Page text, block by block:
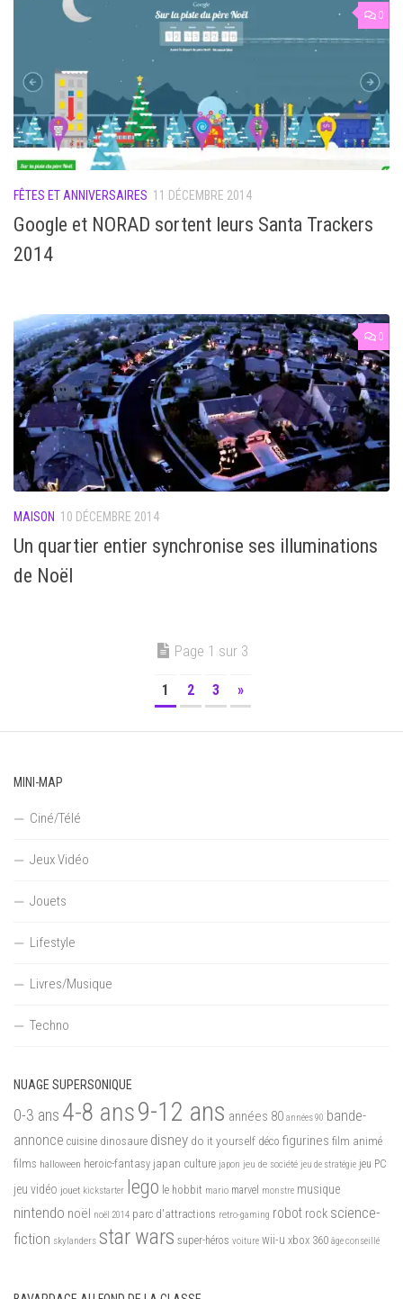
0
FÊTES ET ANNIVERSAIRES 11 DÉCEMBRE 2014
Google et NORAD sortent leurs Santa Trackers
2014
0
MAISON 10 DÉCEMBRE 2014
Un quartier entier synchronise ses illuminations
de Noël
Page 1 sur 3
1 2 3 »
MINI-MAP
Ciné/Télé
Jeux Vidéo
Jouets
Lifestyle
Livres/Musique
Techno
NUAGE SUPERSONIQUE
0-3 ans 4-8 ans9-12 ans années 80 années 90 bande-
annonce cuisine dinosaure disney do it yourself déco figurines film animé
films halloween heroic-fantasy japan culture japon jeu de société jeu de stratégie jeu PC
jeu vidéo jouet kickstarter lego le hobbit mario marvel monstre musique
nintendo noël noël 2014 parc d'attractions retro-gaming robot rock science-
fiction skylanders star wars super-héros voiture wii-u xbox 360 âge conseillé